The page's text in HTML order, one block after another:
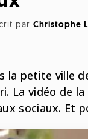
par Christophe
la petite ville
La vidéo de
sociaux. Et